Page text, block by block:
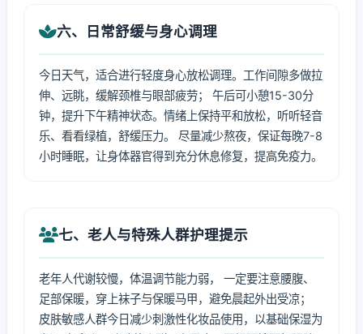
六、日常舒缓与身心调理
今日天气，适合进行轻度身心放松调理。工作间隙多做拉
伸、远眺，缓解颈椎与眼部疲劳； 午后可小憩15-30分
钟，提升下午精神状态。情绪上保持平和放松，听听轻音
乐、看看绿植，舒缓压力。 尽量减少熬夜，保证每晚7-8
小时睡眠，让身体器官得到充分休息修复，提高免疫力。
七、老人与特殊人群护理提示
老年人代谢较慢，体温调节能力弱， 一定要注意腰腹、
足部保暖，穿上袜子与保暖马甲，避免晨起外出受凉；
皮肤敏感人群今日减少刺激性化妆品使用，以基础保湿为